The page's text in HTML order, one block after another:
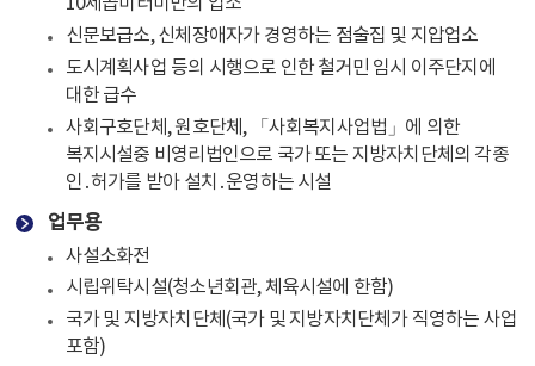
신문보급소, 신체장애자가 경영하는 점술집 및 지압업소
도시계획사업 등의 시행으로 인한 철거민 임시 이주단지에
대한 급수
사회구호단체, 원호단체, 「사회복지사업법」에 의한
복지시설중 비영리법인으로 국가 또는 지방자치단체의 각종
인․허가를 받아 설치․운영하는 시설
업무용
사설소화전
시립위탁시설(청소년회관, 체육시설에 한함)
국가 및 지방자치단체(국가 및 지방자치단체가 직영하는 사업
포함)